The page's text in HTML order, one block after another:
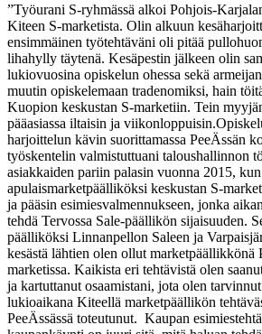
”Työurani S-ryhmässä alkoi Pohjois-
Kiteen S-marketista. Olin alkuun
ensimmäinen työtehtäväni oli pitää
lihahylly täytenä. Kesäpestin jälkeen olin
lukiovuosina opiskelun ohessa sekä
muutin opiskelemaan tradenomiksi, hain
Kuopion keskustan S-marketiin. Tein
pääasiassa iltaisin ja viikonloppuisin.
harjoittelun kävin suorittamassa PeeÄssän
työskentelin valmistuttuani taloushallinnon
asiakkaiden pariin palasin vuonna 2015,
apulaismarketpäälliköksi keskustan S-
ja pääsin esimiesvalmennukseen, jonka
tehdä Tervossa Sale-päällikön sijaisuuden.
päälliköksi Linnanpellon Saleen ja
kesästä lähtien olen ollut marketpäällikkönä
marketissa. Kaikista eri tehtävistä olen
ja kartuttanut osaamistani, jota olen
lukioaikana Kiteellä marketpäällikön
PeeÄssässä toteutunut. Kaupan